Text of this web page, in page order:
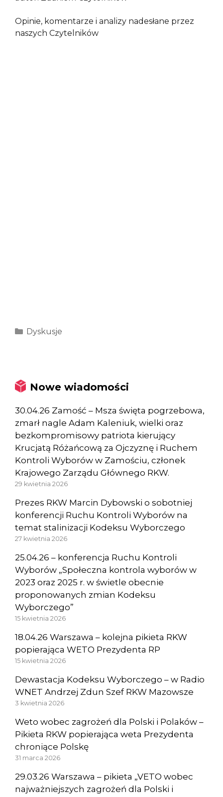
Opinie, komentarze i analizy nadesłane przez
naszych Czytelników
Kategorie
Dyskusje
Nowe wiadomości
30.04.26 Zamość – Msza święta pogrzebowa,
zmarł nagle Adam Kaleniuk, wielki oraz
bezkompromisowy patriota kierujący
Krucjatą Różańcową za Ojczyznę i Ruchem
Kontroli Wyborów w Zamościu, członek
Krajowego Zarządu Głównego RKW.
29 kwietnia 2026
Prezes RKW Marcin Dybowski o sobotniej
konferencji Ruchu Kontroli Wyborów na
temat stalinizacji Kodeksu Wyborczego
27 kwietnia 2026
25.04.26 – konferencja Ruchu Kontroli
Wyborów „Społeczna kontrola wyborów w
2023 oraz 2025 r. w świetle obecnie
proponowanych zmian Kodeksu
Wyborczego”
15 kwietnia 2026
18.04.26 Warszawa – kolejna pikieta RKW
popierająca WETO Prezydenta RP
15 kwietnia 2026
Dewastacja Kodeksu Wyborczego – w Radio
WNET Andrzej Zdun Szef RKW Mazowsze
3 kwietnia 2026
Weto wobec zagrożeń dla Polski i Polaków –
Pikieta RKW popierająca weta Prezydenta
chroniące Polskę
31 marca 2026
29.03.26 Warszawa – pikieta „VETO wobec
najważniejszych zagrożeń dla Polski i